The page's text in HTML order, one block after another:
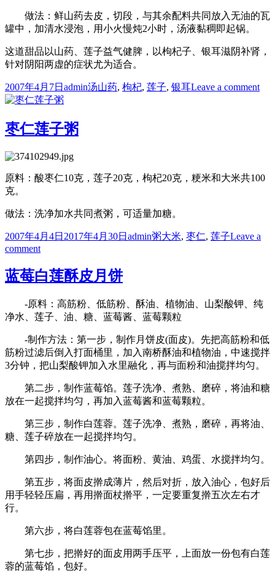
做法：鲜山药去皮，切段，与其余配料共同放入无油的瓦
罐中，加清水浸泡，用小火慢炖2小时，汤液黏稠即起锅。
这道甜品以山药、莲子益气健脾，以枸杞子、银耳滋阴补肾，
针对阴阳两虚的症状尤为适合。
Posted
on
2007年4月7日 Author
adminCategories
汤Tags
山药, 枸杞, 莲子, 银耳Leave a commenton
枣仁莲子粥
原料：酸枣仁10克，莲子20克，枸杞20克，粳米和大米共100
克。
做法：洗净加水共同煮粥，可适量加糖。
Posted
on
2007年4月4日 2017年4月30日 Author
adminCategories
粥Tags
大米, 枣仁, 莲子Leave a
commenton
仁
莲
子
粥
蓝莓白莲酥皮月饼
-原料：高筋粉、低筋粉、酥油、植物油、山梨酸钾、纯
净水、莲子、油、糖、蓝莓酱、蓝莓颗粒
-制作方法：第一步，制作月饼皮(面皮)。先把高筋粉和低
筋粉过滤后倒入打面桶里，加入南桥酥油和植物油，中速搅拌
3分钟，把山梨酸钾加入水里融化，再与面粉和油搅拌均匀。
第二步，制作蓝莓馅。莲子洗净、煮熟、磨碎，将油和糖
放在一起搅拌均匀，再加入蓝莓酱和蓝莓颗粒。
第三步，制作白莲蓉。莲子洗净、煮熟，磨碎，再将油、
糖、莲子碎放在一起搅拌均匀。
第四步，制作油心。将面粉、黄油、鸡蛋、水搅拌均匀。
第五步，将面皮擀成薄片，然后对折，放入油心，包好后
用手轻轻压扁，再用擀面杖擀平，一定要重复擀五次左右才
行。
第六步，将白莲蓉包在蓝莓馅里。
第七步，把擀好的面皮用两手压平，上面放一份包有白莲
蓉的蓝莓馅，包好。